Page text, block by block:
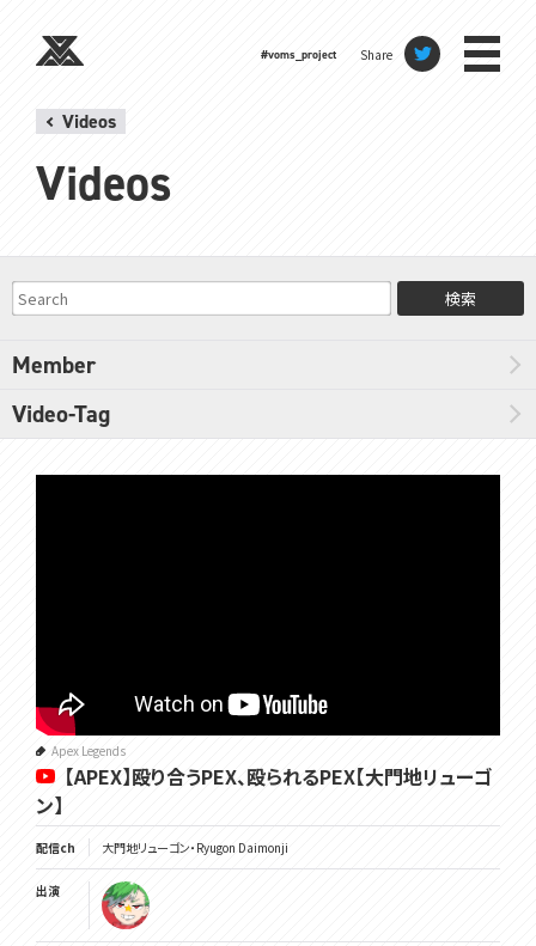
#voms_project Share
Videos
Videos
検索
Member
Video-Tag
Apex Legends
【APEX】殴り合うPEX、殴られるPEX【大門地リューゴ
ン】
配信ch 大門地リューゴン・Ryugon Daimonji
出演